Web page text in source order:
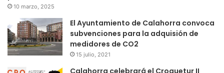
10 marzo, 2025
El Ayuntamiento de Calahorra convoca
subvenciones para la adquisión de
medidores de CO2
15 julio, 2021
Calahorra celebrará el Croquetur II